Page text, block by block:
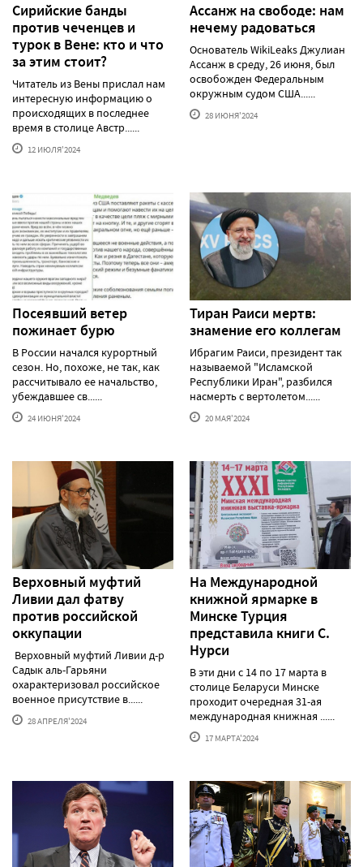
Сирийские банды
против чеченцев и
турок в Вене: кто и что
за этим стоит?
Читатель из Вены прислал нам
интересную информацию о
происходящих в последнее
время в столице Австр......
12 ИЮЛЯ'2024
Ассанж на свободе: нам
нечему радоваться
Основатель WikiLeaks Джулиан
Ассанж в среду, 26 июня, был
освобожден Федеральным
окружным судом США......
28 ИЮНЯ'2024
Посеявший ветер
пожинает бурю
В России начался курортный
сезон. Но, похоже, не так, как
рассчитывало ее начальство,
убеждавшее св......
24 ИЮНЯ'2024
Тиран Раиси мертв:
знамение его коллегам
Ибрагим Раиси, президент так
называемой "Исламской
Республики Иран", разбился
насмерть с вертолетом......
20 МАЯ'2024
Верховный муфтий
Ливии дал фатву
против российской
оккупации
Верховный муфтий Ливии д-р
Садык аль-Гарьяни
охарактеризовал российское
военное присутствие в......
28 АПРЕЛЯ'2024
На Международной
книжной ярмарке в
Минске Турция
представила книги С.
Нурси
В эти дни с 14 по 17 марта в
столице Беларуси Минске
проходит очередная 31-ая
международная книжная ......
17 МАРТА'2024